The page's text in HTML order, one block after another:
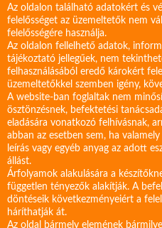
Az oldalon található adatokért és
felelősséget az üzemeltetők nem
felelősségére használja.
Az oldalon fellelhető adatok,
tájékoztató jellegűek, nem
felhasználásából eredő károkért
üzemeltetőkkel szemben igény,
A website-ban foglaltak nem
ösztönzésnek, befektetési
eladására vonatkozó felhívásnak,
abban az esetben sem, ha
leírás vagy egyéb anyag az adott
állást.
Árfolyamok alakulására a
független tényezők alakítják. A
döntéseik következményeiért a
háríthatják át.
Az oldal bármely elemének